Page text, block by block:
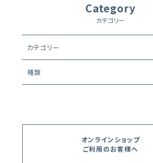
Category
カテゴリー
カテゴリー
種類
オンラインショップ
ご利用のお客様へ